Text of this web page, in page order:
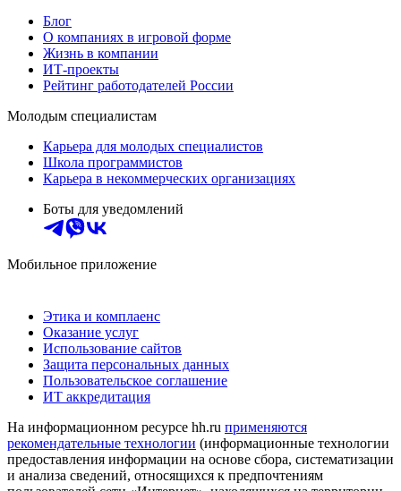
Блог
О компаниях в игровой форме
Жизнь в компании
ИТ-проекты
Рейтинг работодателей России
Молодым специалистам
Карьера для молодых специалистов
Школа программистов
Карьера в некоммерческих организациях
Боты для уведомлений
Мобильное приложение
Этика и комплаенс
Оказание услуг
Использование сайтов
Защита персональных данных
Пользовательское соглашение
ИТ аккредитация
На информационном ресурсе hh.ru применяются
рекомендательные технологии (информационные технологии
предоставления информации на основе сбора, систематизации
и анализа сведений, относящихся к предпочтениям